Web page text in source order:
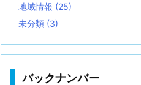
地域情報 (25)
未分類 (3)
バックナンバー